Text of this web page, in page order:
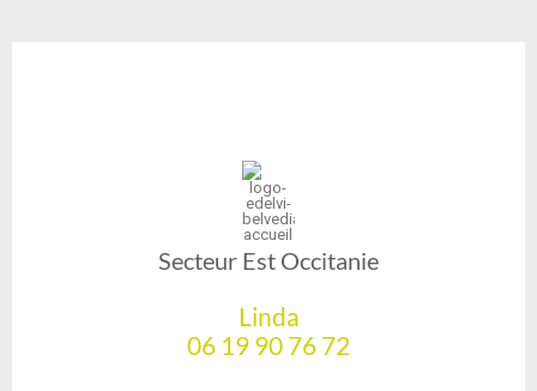
Secteur Est Occitanie
Linda
06 19 90 76 72